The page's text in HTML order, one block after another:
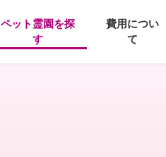
ペット霊園を探
す
費用につい
て